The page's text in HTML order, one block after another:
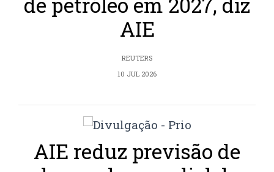
AIE
REUTERS
10 JUL 2026
AIE reduz previsão de